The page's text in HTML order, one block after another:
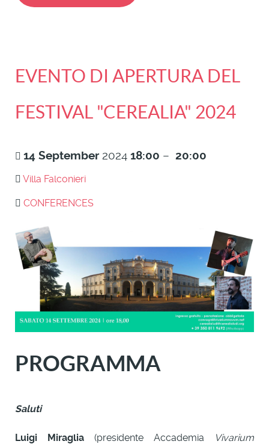
EVENTO DI APERTURA DEL
FESTIVAL "CEREALIA" 2024
14 September 2024 18:00 – 20:00
Villa Falconieri
CONFERENCES
PROGRAMMA
Saluti
Luigi Miraglia (presidente Accademia
Vivarium